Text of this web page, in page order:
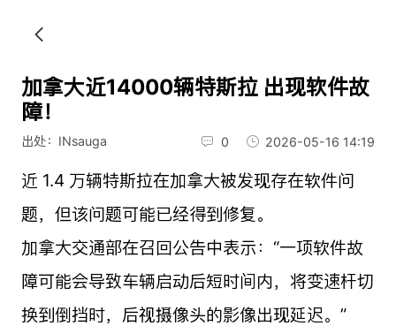
加拿大近14000辆特斯拉 出现软件故
障！
出处：INsauga 0 2026-05-16 14:19
近 1.4 万辆特斯拉在加拿大被发现存在软件问
题，但该问题可能已经得到修复。
加拿大交通部在召回公告中表示：“一项软件故
障可能会导致车辆启动后短时间内，将变速杆切
换到倒挡时，后视摄像头的影像出现延迟。”